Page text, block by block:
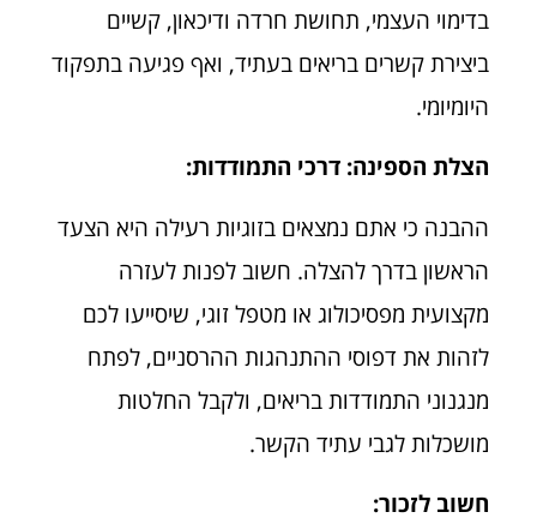
בדימוי העצמי, תחושת חרדה ודיכאון, קשיים
ביצירת קשרים בריאים בעתיד, ואף פגיעה בתפקוד
היומיומי.
הצלת הספינה: דרכי התמודדות:
ההבנה כי אתם נמצאים בזוגיות רעילה היא הצעד
הראשון בדרך להצלה. חשוב לפנות לעזרה
מקצועית מפסיכולוג או מטפל זוגי, שיסייעו לכם
לזהות את דפוסי ההתנהגות ההרסניים, לפתח
מנגנוני התמודדות בריאים, ולקבל החלטות
מושכלות לגבי עתיד הקשר.
חשוב לזכור: